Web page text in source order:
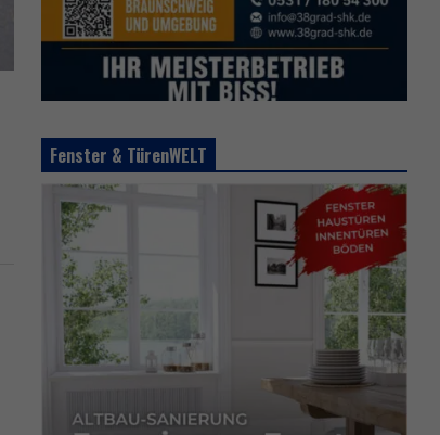
Fenster & TürenWELT